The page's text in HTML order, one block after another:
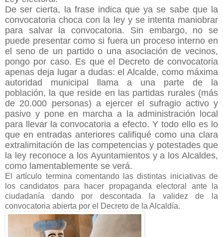
De ser cierta, la frase indica que ya se sabe que la
convocatoria choca con la ley y se intenta maniobrar
para salvar la convocatoria. Sin embargo, no se
puede presentar como si fuera un proceso interno en
el seno de un partido o una asociación de vecinos,
pongo por caso. Es que el Decreto de convocatoria
apenas deja lugar a dudas: el Alcalde, como máxima
autoridad municipal llama a una parte de la
población, la que reside en las partidas rurales (más
de 20.000 personas) a ejercer el sufragio activo y
pasivo y pone en marcha a la administración local
para llevar la convocatoria a efecto. Y todo ello es lo
que en entradas anteriores califiqué como una clara
extralimitación de las competencias y potestades que
la ley reconoce a los Ayuntamientos y a los Alcaldes,
como lamentablemente se verá.
El artículo termina comentando las distintas iniciativas de
los candidatos para hacer propaganda electoral ante la
ciudadanía dando por descontada la validez de la
convocatoria abierta por el Decreto de la Alcaldía.